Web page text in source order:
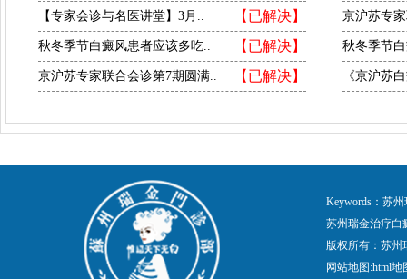
【已解决】
【专家会诊与名医讲堂】3月..
【已解决】
秋冬季节白癜风患者应该多吃..
【已解决】
京沪苏专家联合会诊第7期圆满..
京沪苏专
秋冬季节
《京沪苏
Keywords：苏
苏州瑞金治疗白
版权所有：苏
网站地图:html地